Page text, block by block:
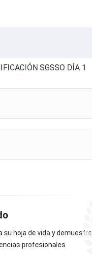
SGSSO DÍA 1
hoja de vida y demuestre
profesionales